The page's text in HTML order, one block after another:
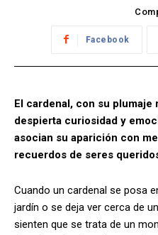
Facebook
El cardenal, con su
despierta curiosidad y
asocian su aparición con
recuerdos de seres
Cuando un cardenal se posa
jardín o se deja ver cerca de
sienten que se trata de un